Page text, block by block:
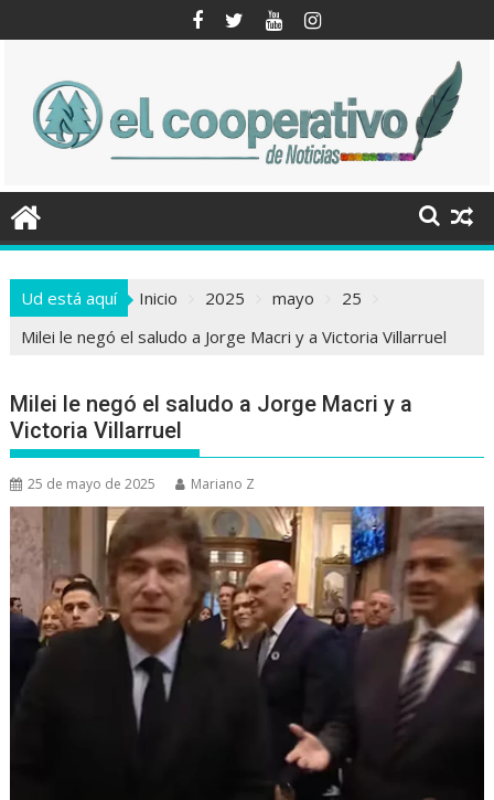
al
Ud está aquí Inicio 2025 mayo
25
Milei le negó el saludo a Jorge Macri y a Victoria Villarruel
Milei le negó el saludo a Jorge Macri y a
Victoria Villarruel
25 de mayo de 2025 Mariano Z